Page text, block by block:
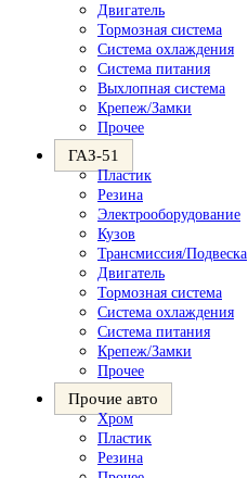
Двигатель
Тормозная система
Система охлаждения
Система питания
Выхлопная система
Крепеж/Замки
Прочее
ГАЗ-51
Пластик
Резина
Электрооборудование
Кузов
Трансмиссия/Подвеска
Двигатель
Тормозная система
Система охлаждения
Система питания
Крепеж/Замки
Прочее
Прочие авто
Хром
Пластик
Резина